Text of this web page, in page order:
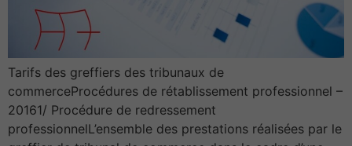
Tarifs des greffiers des tribunaux de
commerceProcédures de rétablissement professionnel –
20161/ Procédure de redressement
professionnelL’ensemble des prestations réalisées par le